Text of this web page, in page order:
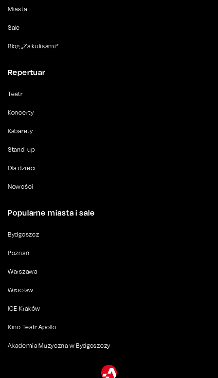
Miasta
Sale
Blog „Za kulisami”
Repertuar
Teatr
Koncerty
Kabarety
Stand-up
Dla dzieci
Nowości
Popularne miasta i sale
Bydgoszcz
Poznań
Warszawa
Wrocław
ICE Kraków
Kino Teatr Apollo
Akademia Muzyczna w Bydgoszczy